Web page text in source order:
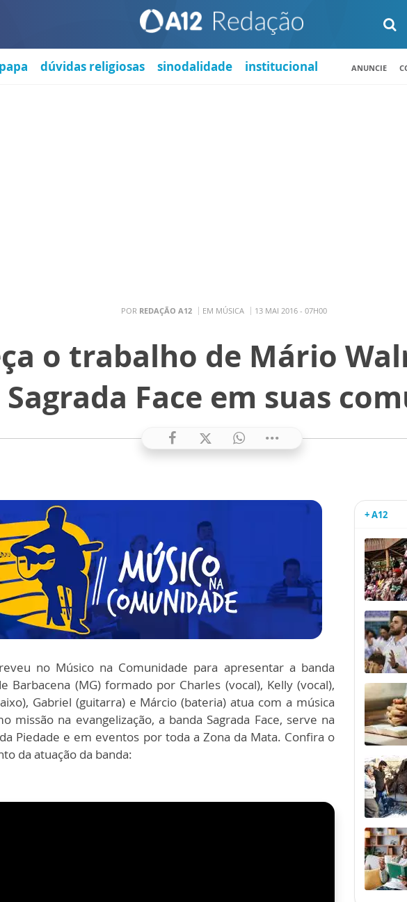
papa dúvidas religiosas sinodalidade institucional ANUNCIE
POR REDAÇÃO A12 EM MÚSICA 13 MAI 2016 - 07H00
o trabalho de Mário
Face em suas
no Músico na Comunidade para apresentar a banda
Barbacena (MG) formado por Charles (vocal), Kelly (vocal),
Gabriel (guitarra) e Márcio (bateria) atua com a música
missão na evangelização, a banda Sagrada Face, serve na
Piedade e em eventos por toda a Zona da Mata. Confira o
da atuação da banda:
+ A12